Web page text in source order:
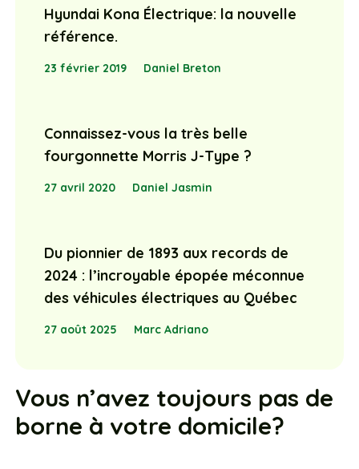
Hyundai Kona Électrique: la nouvelle
référence.
23 février 2019 Daniel Breton
Connaissez-vous la très belle
fourgonnette Morris J-Type ?
27 avril 2020 Daniel Jasmin
Du pionnier de 1893 aux records de
2024 : l’incroyable épopée méconnue
des véhicules électriques au Québec
27 août 2025 Marc Adriano
Vous n’avez toujours pas de
borne à votre domicile?